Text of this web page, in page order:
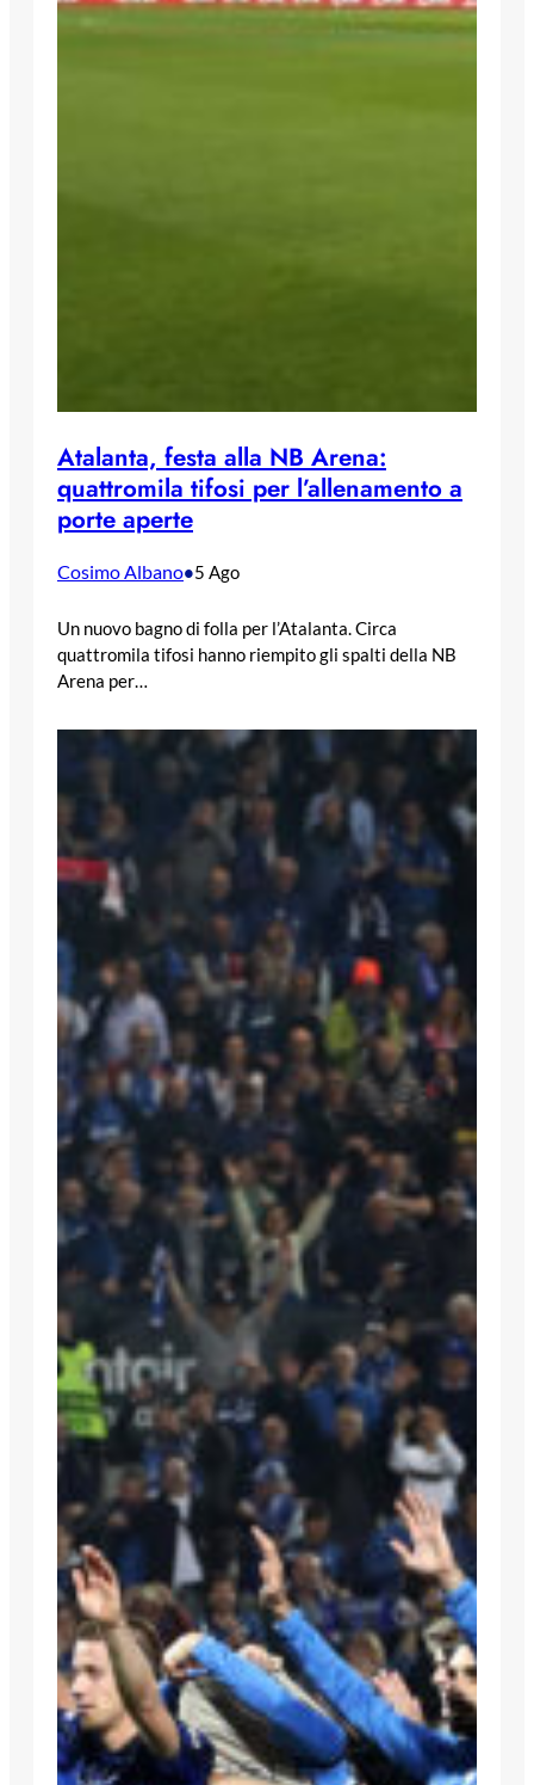
Atalanta, festa alla NB Arena:
quattromila tifosi per l’allenamento a
porte aperte
Cosimo Albano•5 Ago
Un nuovo bagno di folla per l’Atalanta. Circa
quattromila tifosi hanno riempito gli spalti della NB
Arena per…